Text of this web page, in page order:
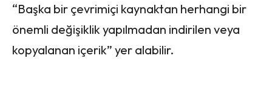
“Başka bir çevrimiçi kaynaktan herhangi bir
önemli değişiklik yapılmadan indirilen veya
kopyalanan içerik” yer alabilir.